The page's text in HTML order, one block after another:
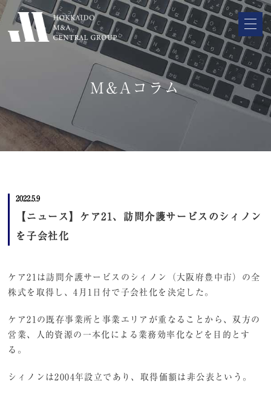
M&Aコラム
2022.5.9
【ニュース】ケア21、訪問介護サービスのシィノン
を子会社化
ケア21は訪問介護サービスのシィノン（大阪府豊中市）の全
株式を取得し、4月1日付で子会社化を決定した。
ケア21の既存事業所と事業エリアが重なることから、双方の
営業、人的資源の一本化による業務効率化などを目的とす
る。
シィノンは2004年設立であり、取得価額は非公表という。